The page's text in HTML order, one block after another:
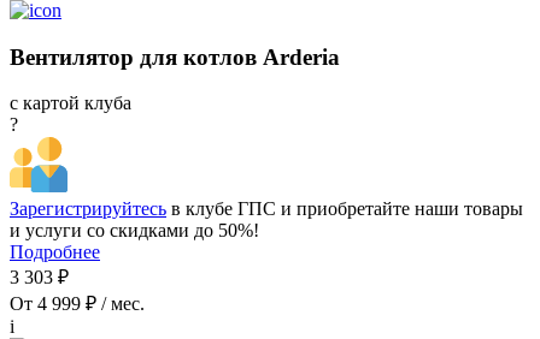
Вентилятор для котлов Arderia
с картой клуба
?
Зарегистрируйтесь в клубе ГПС и приобретайте наши товары
и услуги со скидками до 50%!
Подробнее
3 303 ₽
От 4 999 ₽ / мес.
i